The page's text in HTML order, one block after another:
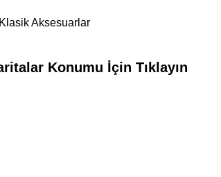
Aksesuarlar
Konumu İçin Tıklayın